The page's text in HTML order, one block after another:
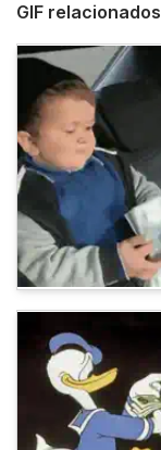
GIF relacionados